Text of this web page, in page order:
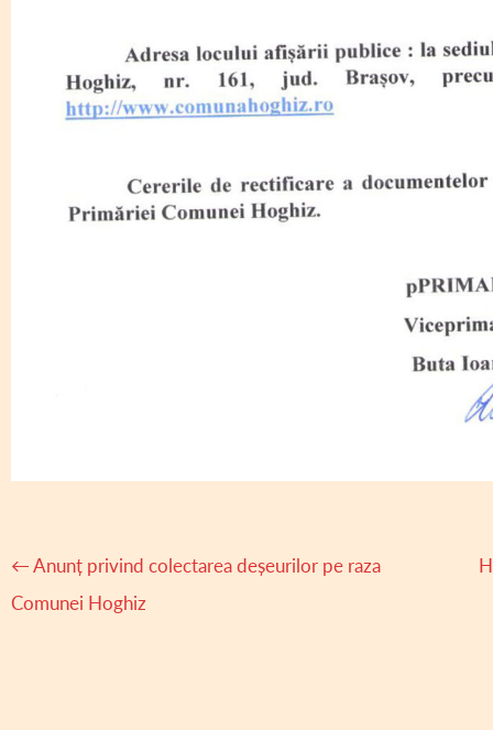
Navigare
articole
←Anunț privind colectarea deșeurilor pe raza
Comunei Hoghiz